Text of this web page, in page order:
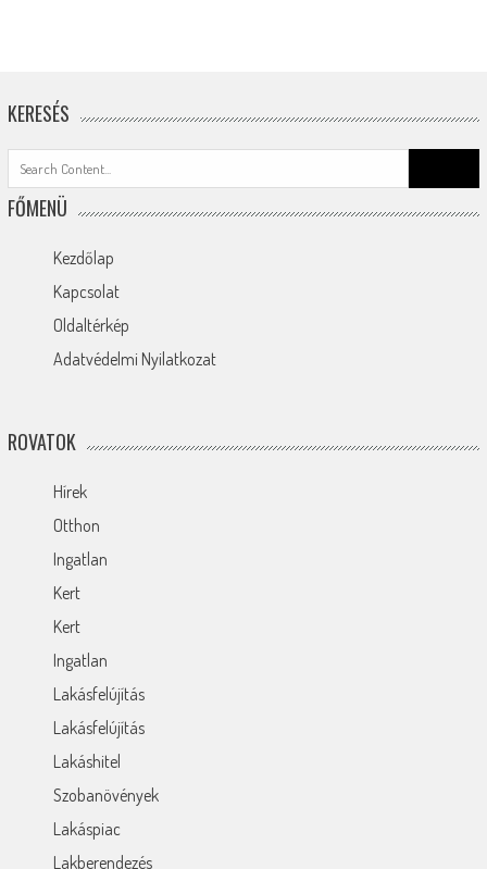
KERESÉS
for:
FŐMENÜ
Kezdőlap
Kapcsolat
Oldaltérkép
Adatvédelmi Nyilatkozat
ROVATOK
Hírek
Otthon
Ingatlan
Kert
Kert
Ingatlan
Lakásfelújítás
Lakásfelújítás
Lakáshitel
Szobanövények
Lakáspiac
Lakberendezés